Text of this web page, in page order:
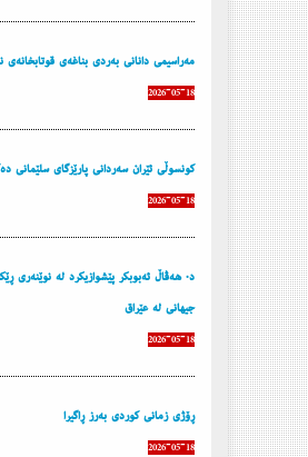
مه‌راسیمی دانانی به‌ردی بناغه‌ی قوتابخانه‌ی
2026-05-18
كونسوڵی ئێران سه‌ردانی پارێزگای سلێمانی
2026-05-18
د. هه‌ڤاڵ ئه‌بوبكر پێشوازیكرد له‌ نوێنه‌ری
جیهانی له‌ عێراق
2026-05-18
ڕۆژی زمانی كوردی به‌رز ڕاگیرا
2026-05-18